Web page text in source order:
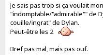
Je sais pas trop si ça voulait
"indomptable/"admirable"" de
couille/ingrat" de Dylan.
Peut-être les 2.
Bref pas mal, mais pas ouf.